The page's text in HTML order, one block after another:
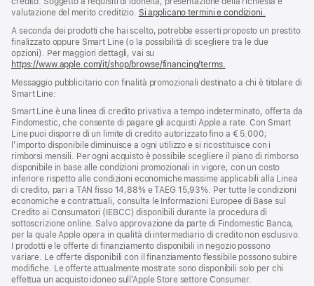
valutazione del merito creditizio. Si applicano termini e condizioni.
A seconda dei prodotti che hai scelto, potrebbe esserti proposto un prestito
finalizzato oppure Smart Line (o la possibilità di scegliere tra le due
opzioni). Per maggiori dettagli, vai su
https://www.apple.com/it/shop/browse/financing/terms.
Messaggio pubblicitario con finalità promozionali destinato a chi è titolare di
Smart Line:
Smart Line è una linea di credito privativa a tempo indeterminato, offerta da
Findomestic, che consente di pagare gli acquisti Apple a rate. Con Smart
Line puoi disporre di un limite di credito autorizzato fino a € 5.000;
l’importo disponibile diminuisce a ogni utilizzo e si ricostituisce con i
rimborsi mensili. Per ogni acquisto è possibile scegliere il piano di rimborso
disponibile in base alle condizioni promozionali in vigore, con un costo
inferiore rispetto alle condizioni economiche massime applicabili alla Linea
di credito, pari a TAN fisso 14,88% e TAEG 15,93%. Per tutte le condizioni
economiche e contrattuali, consulta le Informazioni Europee di Base sul
Credito ai Consumatori (IEBCC) disponibili durante la procedura di
sottoscrizione online. Salvo approvazione da parte di Findomestic Banca,
per la quale Apple opera in qualità di intermediario di credito non esclusivo.
I prodotti e le offerte di finanziamento disponibili in negozio possono
variare. Le offerte disponibili con il finanziamento flessibile possono subire
modifiche. Le offerte attualmente mostrate sono disponibili solo per chi
effettua un acquisto idoneo sull’Apple Store settore Consumer.